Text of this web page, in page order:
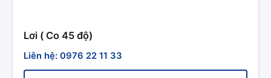
Lơi ( Co 45 độ)
Liên hệ: 0976 22 11 33